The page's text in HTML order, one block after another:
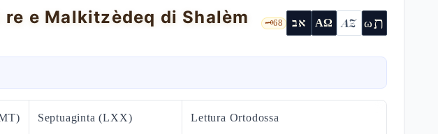
e Malkitzèdeq di Shalèm 🗝️68 אב ΑΩ AZ ωת
Septuaginta (LXX) Lettura Ortodossa